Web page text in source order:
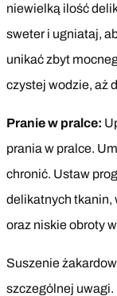
niewielką ilość
sweter i ugniataj,
unikać zbyt
czystej wodzie, aż
Pranie w pralce:
prania w pralce.
chronić. Ustaw
delikatnych tkanin,
oraz niskie obroty
Suszenie
szczególnej uwagi.